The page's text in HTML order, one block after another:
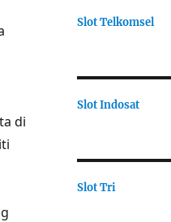
di
Slot Telkomsel
Slot Indosat
Slot Tri